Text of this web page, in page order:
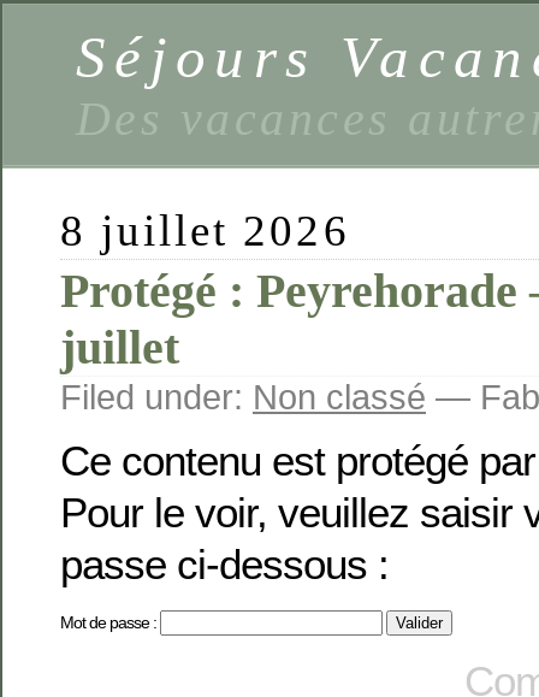
Séjours
Des vacances
8 juillet 2026
Protégé :
juillet
Filed under: Non classé —
Ce contenu est protégé
Pour le voir, veuillez saisir
passe ci-dessous :
Mot de passe :